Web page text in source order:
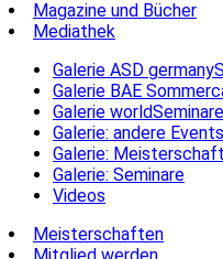
Magazine und Bücher
Mediathek
Galerie ASD
Galerie BAE
Galerie
Galerie: andere Events
Galerie:
Galerie: Seminare
Videos
Meisterschaften
Mitglied werden